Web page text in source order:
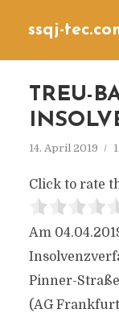
ssqj-
TREU-
14. April 2019
Click to rate
Am
Pinner-
(AG